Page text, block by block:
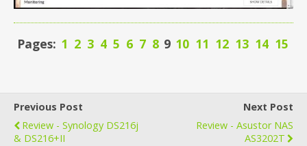
Pages: 1 2 3 4 5 6 7 8 9 10 11 12 13 14 15
Previous Post
Review - Synology DS216j
& DS216+II
Next Post
Review - Asustor NAS
AS3202T